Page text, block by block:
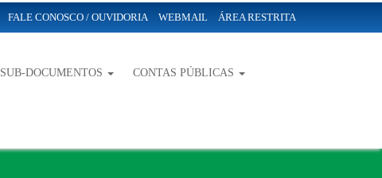
FALE CONOSCO / OUVIDORIA WEBMAIL ÁREA RESTRITA
SUB-DOCUMENTOS CONTAS PÚBLICAS